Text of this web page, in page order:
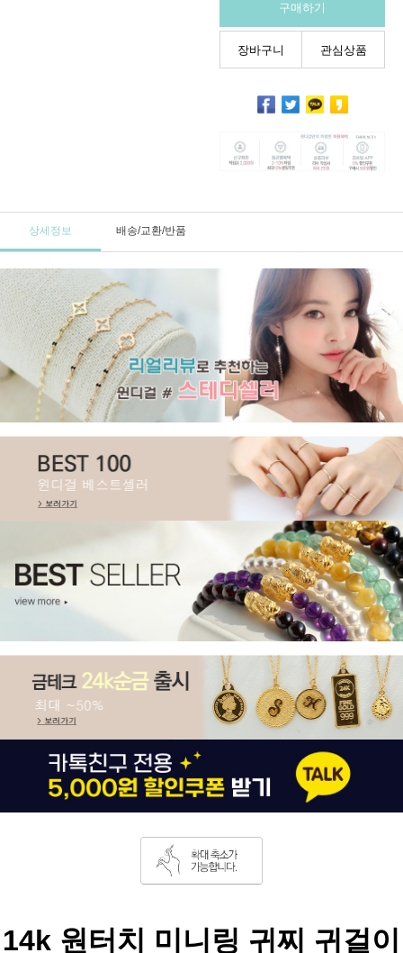
구매하기
장바구니 관심상품
상세정보 배송/교환/반품
14k 원터치 미니링 귀찌 귀걸이